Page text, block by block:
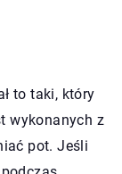
to taki, który
wykonanych z
pot. Jeśli